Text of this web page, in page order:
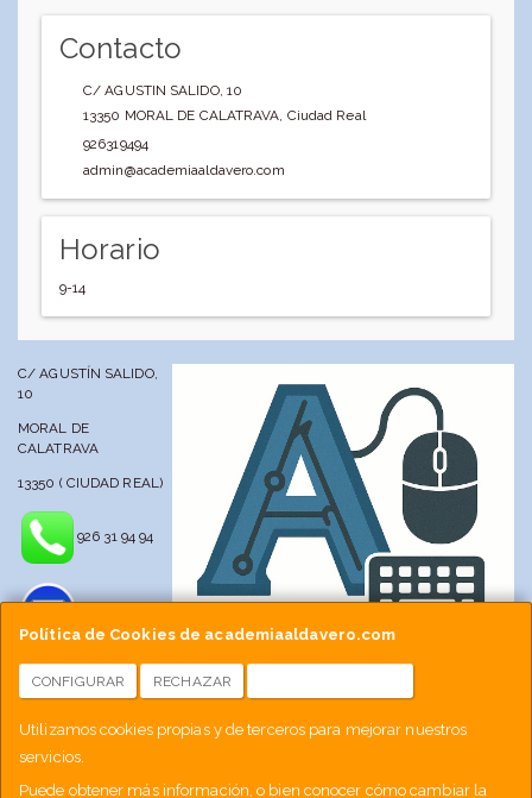
Política de Cookies de academiaaldavero.com
CONFIGURAR RECHAZAR
Utilizamos cookies propias y de terceros para mejorar nuestros
servicios.
Puede obtener más información, o bien conocer cómo cambiar la
Contacto
C/ AGUSTIN SALIDO, 10
13350 MORAL DE CALATRAVA, Ciudad Real
926319494
admin@academiaaldavero.com
Horario
9-14
C/ AGUSTÍN SALIDO,
10
MORAL DE
CALATRAVA
13350 ( CIUDAD REAL)
926 31 94 94